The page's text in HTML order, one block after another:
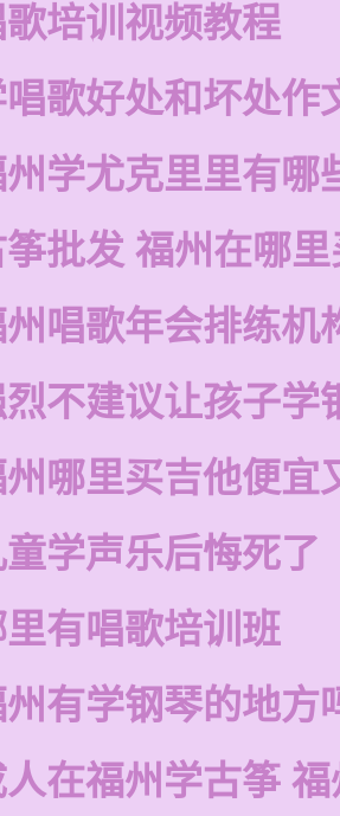
歌培训视频教程
唱歌好处和坏处作
学尤克里里有哪
筝批发 福州在哪
唱歌年会排练机
不建议让孩子学
哪里买吉他便宜
童学声乐后悔死了
里有唱歌培训班
有学钢琴的地方
人在福州学古筝